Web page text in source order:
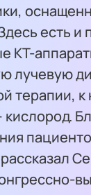
есть и
КТ-
лучевую
терапии, к